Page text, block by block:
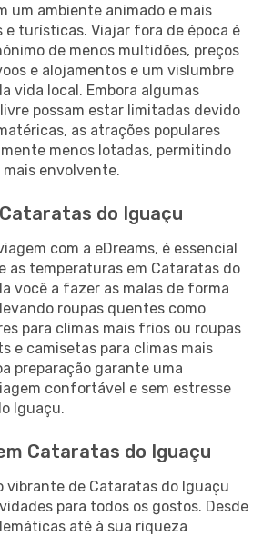
um ambiente animado e mais
turísticas. Viajar fora de época é
de menos multidões, preços
e alojamentos e um vislumbre
vida local. Embora algumas
possam estar limitadas devido
as atrações populares
menos lotadas, permitindo
envolvente.
do Iguaçu
com a eDreams, é essencial
as temperaturas em Cataratas do
você a fazer as malas de forma
roupas quentes como
para climas mais frios ou roupas
e camisetas para climas mais
preparação garante uma
confortável e sem estresse
Iguaçu.
Cataratas do Iguaçu
vibrante de Cataratas do Iguaçu
para todos os gostos. Desde
até à sua riqueza